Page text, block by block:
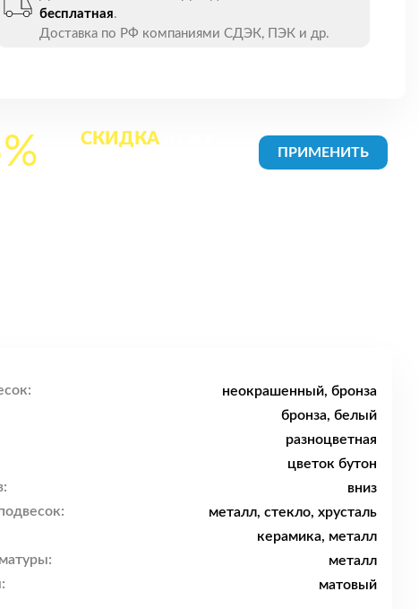
бесплатная.
Доставка по РФ компаниями СДЭК, ПЭК и др.
СКИДКА
неокрашенный, бронза
бронза, белый
разноцветная
цветок бутон
вниз
металл, стекло, хрусталь
керамика, металл
металл
матовый